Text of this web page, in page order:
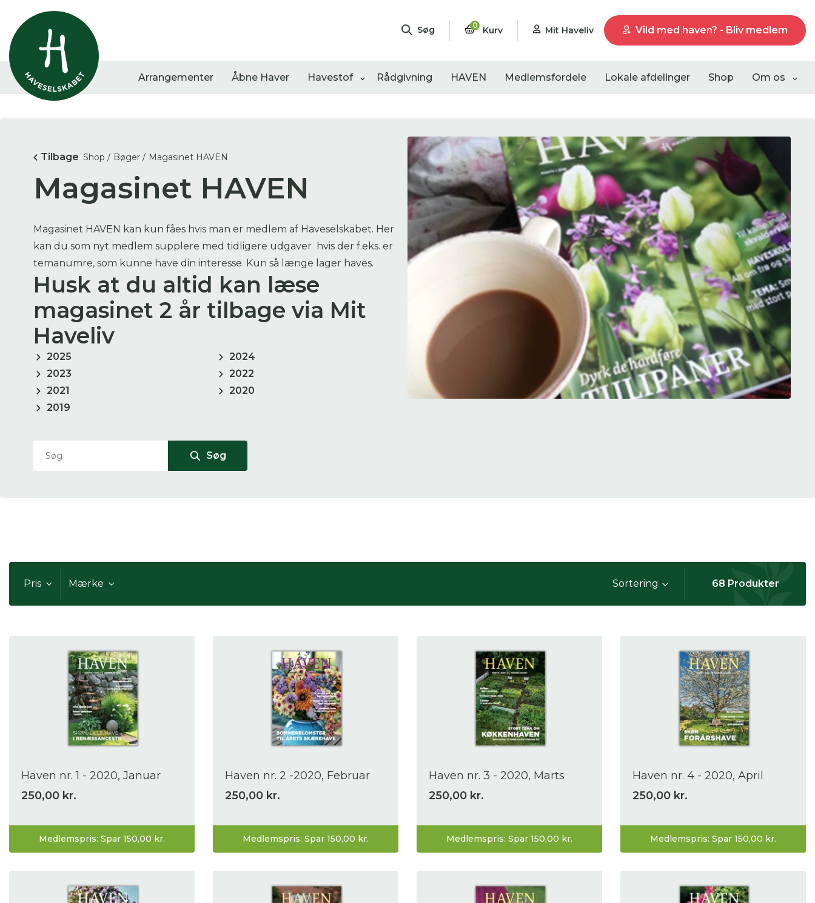
Søg 0 Kurv Mit Haveliv Vild med haven? - Bliv medlem
Arrangementer Åbne Haver Havestof Rådgivning HAVEN Medlemsfordele Lokale afdelinger Shop Om os
Vis alle Havestof Åbne haver
0resultater Liste visning
Du skal indtaste minimum 3 tegn for at se
Her kan du søge i hele vores katalog af artikler, arrangementer,
produkter og åbne haver.
Tilbage Shop / Bøger / Magasinet HAVEN
Magasinet HAVEN
Magasinet HAVEN kan kun fåes hvis man er medlem af Haveselskabet. Her
kan du som nyt medlem supplere med tidligere udgaver hvis der f.eks. er
temanumre, som kunne have din interesse. Kun så længe lager haves.
Husk at du altid kan læse
magasinet 2 år tilbage via Mit
Haveliv
2025
2024
2023
2022
2021
2020
2019
Søg
Pris Mærke Sortering 68 Produkter
Haven nr. 1 - 2020, Januar
250,00 kr.
Medlemspris: Spar 150,00 kr.
Haven nr. 2 -2020, Februar
250,00 kr.
Medlemspris: Spar 150,00 kr.
Haven nr. 3 - 2020, Marts
250,00 kr.
Medlemspris: Spar 150,00 kr.
Haven nr. 4 - 2020, April
250,00 kr.
Medlemspris: Spar 150,00 kr.